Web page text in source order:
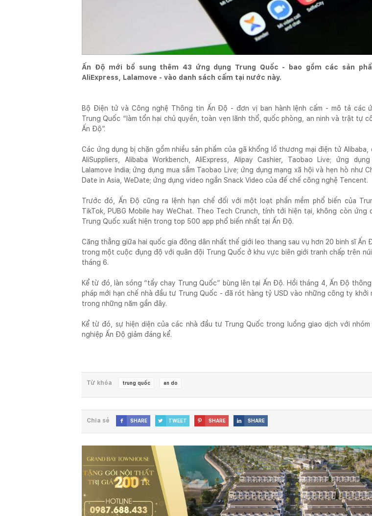
Ấn Độ mới bổ sung thêm 43 ứng dụng Trung Quốc - bao gồm các sản
AliExpress, Lalamove - vào danh sách cấm tại nước này.
Bộ Điện tử và Công nghệ Thông tin Ấn Độ - đơn vị ban hành lệnh cấm - mô tả các
Trung Quốc “làm tổn hại chủ quyền, toàn vẹn lãnh thổ, quốc phòng, an ninh và trật tự
Ấn Độ”.
Các ứng dụng bị chặn gồm nhiều sản phẩm của gã khổng lồ thương mại điện tử Alibaba,
AliSuppliers, Alibaba Workbench, AliExpress, Alipay Cashier, Taobao Live; ứng
Lalamove India; ứng dụng mua sắm Taobao Live; ứng dụng mạng xã hội và hẹn hò như
Date in Asia, WeDate; ứng dụng video ngắn Snack Video của đế chế công nghệ Tencent.
Trước đó, Ấn Độ cũng ra lệnh hạn chế đối với một loạt phần mềm phổ biến của
TikTok, PUBG Mobile hay WeChat. Theo Tech Crunch, tính tới hiện tại, không còn ứng
Trung Quốc xuất hiện trong top 500 app phổ biến nhất tại Ấn Độ.
Căng thẳng giữa hai quốc gia đông dân nhất thế giới leo thang sau vụ hơn 20 binh sĩ Ấn
trong một cuộc đụng độ với quân đội Trung Quốc ở khu vực biên giới tranh chấp trên núi
tháng 6.
Kể từ đó, làn sóng “tẩy chay Trung Quốc” bùng lên tại Ấn Độ. Hồi tháng 4, Ấn Độ
pháp mới hạn chế nhà đầu tư Trung Quốc - đã rót hàng tỷ USD vào những công ty khởi
trong những năm gần đây.
Kể từ đó, sự hiện diện của các nhà đầu tư Trung Quốc trong luồng giao dịch với
nghiệp Ấn Độ giảm đáng kể.
Từ khóa trung quốc an do
Chia sẻ  SHARE  TWEET  SHARE  SHARE